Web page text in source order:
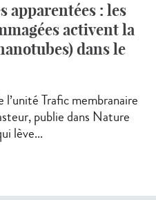
apparentées : les
activent la
dans le
l’unité Trafic membranaire
publie dans Nature
lève...